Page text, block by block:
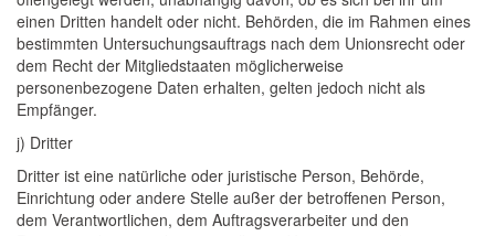
einen Dritten handelt oder nicht. Behörden, die im Rahmen eines
bestimmten Untersuchungsauftrags nach dem Unionsrecht oder
dem Recht der Mitgliedstaaten möglicherweise
personenbezogene Daten erhalten, gelten jedoch nicht als
Empfänger.
j) Dritter
Dritter ist eine natürliche oder juristische Person, Behörde,
Einrichtung oder andere Stelle außer der betroffenen Person,
dem Verantwortlichen, dem Auftragsverarbeiter und den